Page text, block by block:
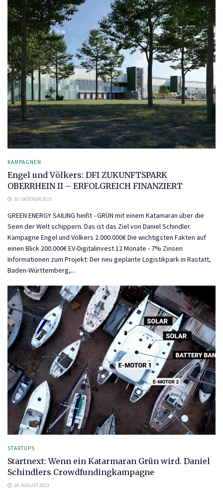
KAMPAGNEN
Engel und Völkers: DFI ZUKUNFTSPARK
OBERRHEIN II – ERFOLGREICH FINANZIERT
30. OKTOBER 2023
GREEN ENERGY SAILING heißt - GRÜN mit einem Katamaran über die
Seen der Welt schippern. Das ist das Ziel von Daniel Schindler.
Kampagne Engel und Völkers 2.000.000€ Die wichtigsten Fakten auf
einen Blick 200.000€ EV-Digitalinvest 12 Monate - 7% Zinsen
Informationen zum Projekt: Der neu geplante Logistikpark in Rastatt,
Baden-Württemberg,...
STARTUPS
Startnext: Wenn ein Katarmaran Grün wird. Daniel
Schindlers Crowdfundingkampagne
18. AUGUST 2023